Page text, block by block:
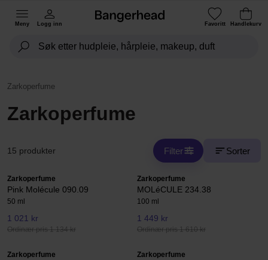
Meny Logg inn Favoritt Handlekurv
Zarkoperfume
Zarkoperfume
15 produkter Filter Sorter
Zarkoperfume
Pink Molécule 090.09
50 ml
1 021 kr
Ordinær pris 1 134 kr
Zarkoperfume
MOLéCULE 234.38
100 ml
1 449 kr
Ordinær pris 1 610 kr
Zarkoperfume Zarkoperfume